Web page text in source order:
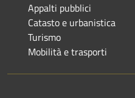
Appalti pubblici
Catasto e urbanistica
Turismo
Mobilità e trasporti